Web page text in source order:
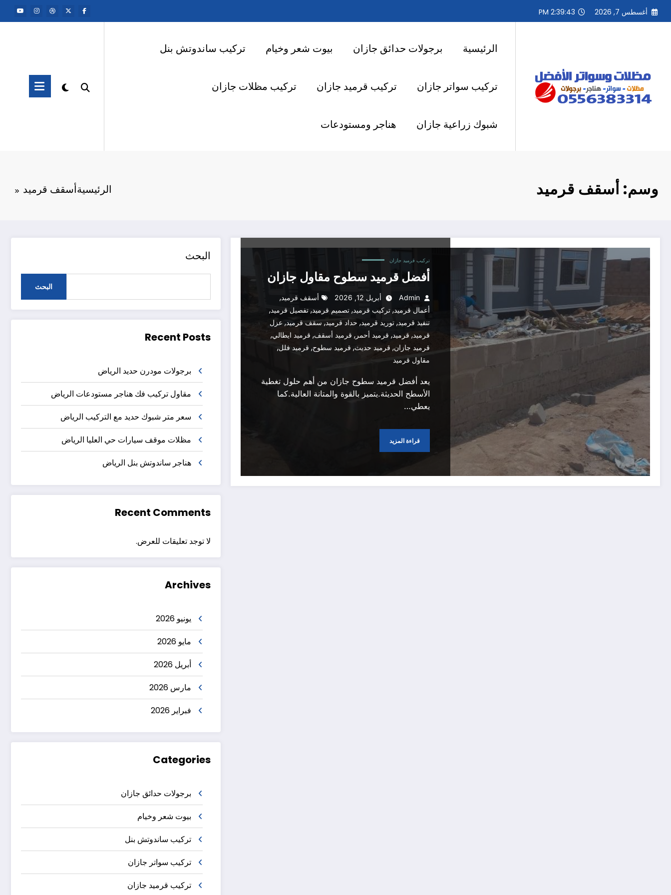
التجاوز
أغسطس 7, 2026 2:39:44 PM
الرئيسية برجولات حدائق جازان بيوت شعر وخيام تركيب ساندوتش بنل
تركيب سواتر جازان تركيب قرميد جازان تركيب مظلات جازان
شبوك زراعية جازان هناجر ومستودعات
وسم: أسقف قرميد الرئيسيةأسقف قرميد
تركيب قرميد جازان
أفضل قرميد سطوح مقاول جازان
Admin أبريل 12, 2026 أسقف قرميد,
أعمال قرميد, تركيب قرميد, تصميم قرميد, تفصيل قرميد,
تنفيذ قرميد, توريد قرميد, حداد قرميد,سقف قرميد, عزل
قرميد, قرميد, قرميد أحمر , قرميد أسقف, قرميد ايطالي,
قرميد جازان, قرميد حديث, قرميد سطوح, قرميد فلل,
مقاول قرميد
يعد أفضل قرميد سطوح جازان من أهم حلول تغطية
الأسطح الحديثة.يتميز بالقوة والمتانة العالية.كما
يعطي…
قراءة المزيد
البحث
البحث
Recent Posts
برجولات مودرن حديد الرياض
مقاول تركيب فك هناجر مستودعات الرياض
سعر متر شبوك حديد مع التركيب الرياض
مظلات موقف سيارات حي العليا الرياض
هناجر ساندوتش بنل الرياض
Recent Comments
لا توجد تعليقات للعرض.
Archives
يونيو 2026
مايو 2026
أبريل 2026
مارس 2026
فبراير 2026
Categories
برجولات حدائق جازان
بيوت شعر وخيام
تركيب ساندوتش بنل
تركيب سواتر جازان
تركيب قرميد جازان